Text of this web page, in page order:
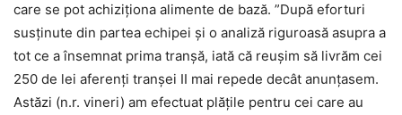
care se pot achiziționa alimente de bază. ”După eforturi
susţinute din partea echipei şi o analiză riguroasă asupra a
tot ce a însemnat prima tranşă, iată că reuşim să livrăm cei
250 de lei aferenţi tranşei II mai repede decât anunţasem.
Astăzi (n.r. vineri) am efectuat plăţile pentru cei care au